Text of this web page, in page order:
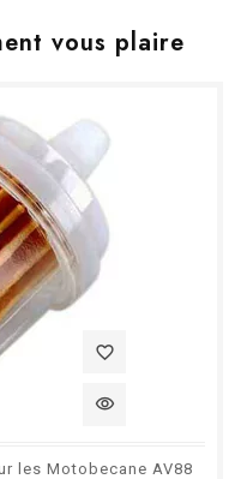
vous plaire
favorite_border
visibility
les Motobecane AV88